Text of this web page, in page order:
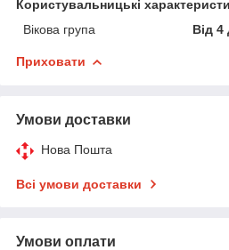
Користувальницькі
Вікова група
Від 4
Приховати
Умови доставки
Нова Пошта
Всі умови доставки
Умови оплати